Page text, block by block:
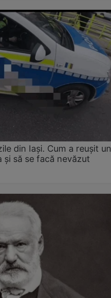
din Iași. Cum a reușit un
să se facă nevăzut